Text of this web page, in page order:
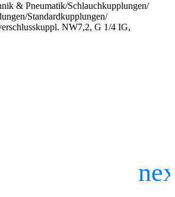
& Pneumatik/Schlauchkupplungen/
/Standardkupplungen/
NW7,2, G 1/4 IG,